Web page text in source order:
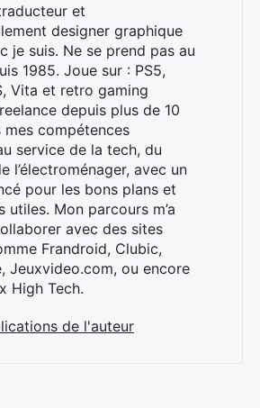
et
designer graphique
je suis. Ne se prend pas au
1985. Joue sur : PS5,
Vita et retro gaming
depuis plus de 10
mes compétences
service de la tech, du
l’électroménager, avec un
pour les bons plans et
utiles. Mon parcours m’a
avec des sites
Frandroid, Clubic,
Jeuxvideo.com, ou encore
High Tech.
de l'auteur